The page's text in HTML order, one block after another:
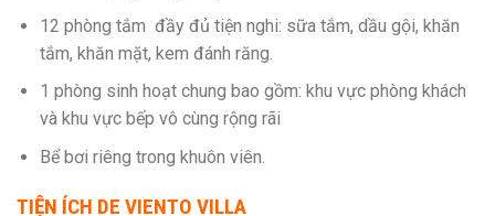
12 phòng tắm đầy đủ tiện nghi: sữa tắm, dầu gội, khăn
tắm, khăn mặt, kem đánh răng.
1 phòng sinh hoạt chung bao gồm: khu vực phòng khách
và khu vực bếp vô cùng rộng rãi
Bể bơi riêng trong khuôn viên.
TIỆN ÍCH DE VIENTO VILLA